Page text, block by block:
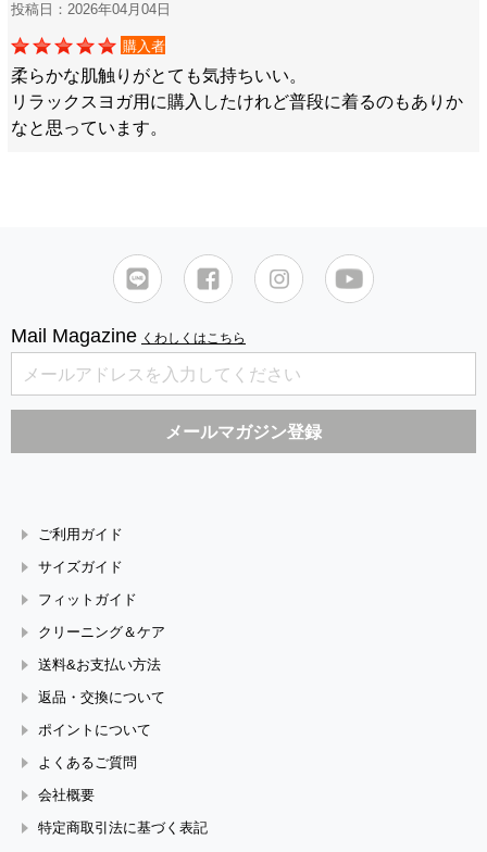
投稿日：2026年04月04日
購入者
柔らかな肌触りがとても気持ちいい。
リラックスヨガ用に購入したけれど普段に着るのもありか
なと思っています。
Mail Magazine くわしくはこちら
ご利用ガイド
サイズガイド
フィットガイド
クリーニング＆ケア
送料&お支払い方法
返品・交換について
ポイントについて
よくあるご質問
会社概要
特定商取引法に基づく表記